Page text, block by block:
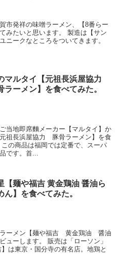
市発祥の味噌ラーメン、【8番らー
みたいと思います。 製造は【サン
ニークなところをついてきます。
マルタイ【元祖長浜屋協力
ラーメン】を食べてみた。
当地即席麵メーカー【マルタイ】か
祖長浜屋協力 豚骨ラーメン】を食
の商品は福岡では定番で、スーパ
です。首...
【麺や福吉 黄金鶏油 醤油ら
ん】を食べてみた。
ラーメン【麺や福吉 黄金鶏油 醤油
ューします。 販売は「ローソン」
は東京・国分寺の有名店。地鶏と